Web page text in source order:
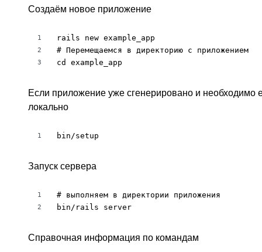
Создаём новое приложение
1
2
3
rails new example_app
# Перемещаемся в директорию с приложением
cd example_app
Если приложение уже сгенерировано и необходимо
локально
1 bin/setup
Запуск сервера
1
2
# выполняем в директории приложения
bin/rails server
Справочная информация по командам